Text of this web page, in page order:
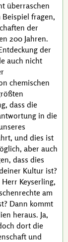
überraschen
Beispiel fragen,
der
200 Jahren.
der
auch nicht
chemischen
dass die
in die
und dies ist
aber auch
dass dies
Kultur ist?
Herr Keyserling,
am
Dann kommt
heraus. Ja,
dort die
und